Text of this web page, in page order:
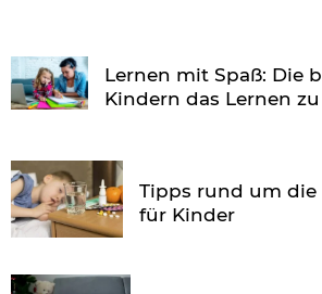
Lernen mit Spaß: Die
Kindern das Lernen
Tipps rund um die
für Kinder